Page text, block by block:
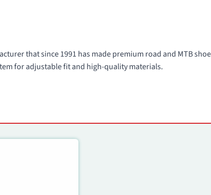
that since 1991 has made premium road and MTB
for adjustable fit and high-quality materials.